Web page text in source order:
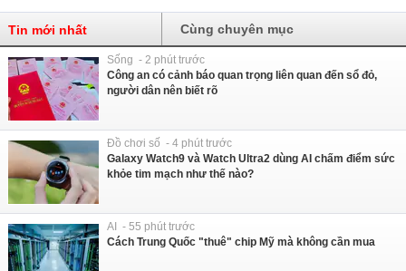
Tin mới nhất Cùng chuyên mục
Sống - 2 phút trước
Công an có cảnh báo quan trọng liên quan đến sổ đỏ,
người dân nên biết rõ
Đồ chơi số - 4 phút trước
Galaxy Watch9 và Watch Ultra2 dùng AI chấm điểm sức
khỏe tim mạch như thế nào?
AI - 55 phút trước
Cách Trung Quốc "thuê" chip Mỹ mà không cần mua